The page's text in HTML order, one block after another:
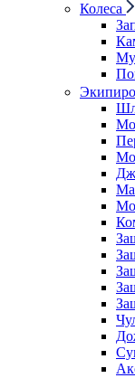
Колеса